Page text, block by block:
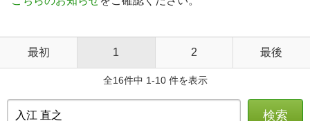
最初 1 2 最後
全16件中 1-10 件を表示
検索